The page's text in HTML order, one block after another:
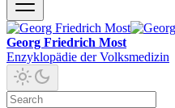
Georg Friedrich Most
Enzyklopädie der Volksmedizin